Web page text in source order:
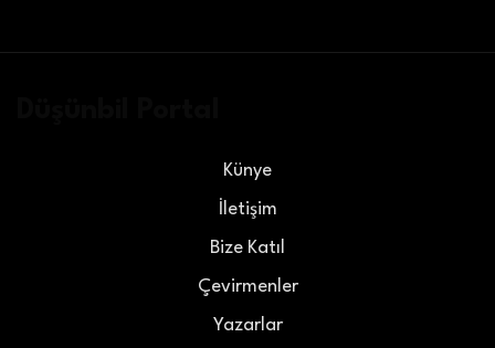
Künye
İletişim
Bize Katıl
Çevirmenler
Yazarlar